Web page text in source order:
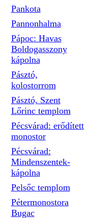
Pankota
Pannonhalma
Pápoc: Havas
Boldogasszony
kápolna
Pásztó,
kolostorrom
Pásztó, Szent
Lőrinc templom
Pécsvárad: erődített
monostor
Pécsvárad:
Mindenszentek-
kápolna
Pelsőc templom
Pétermonostora
Bugac